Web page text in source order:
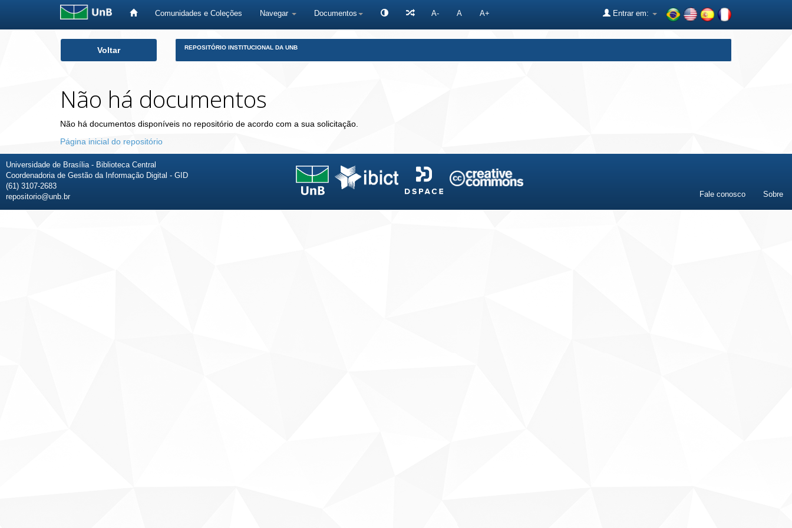
Comunidades e Coleções Navegar Documentos A- A A+ Entrar em:
Voltar REPOSITÓRIO INSTITUCIONAL DA UNB
Não há documentos
Não há documentos disponíveis no repositório de acordo com a sua solicitação.
Página inicial do repositório
Universidade de Brasília - Biblioteca Central
Coordenadoria de Gestão da Informação Digital - GID
(61) 3107-2683
repositorio@unb.br
Fale conosco Sobre